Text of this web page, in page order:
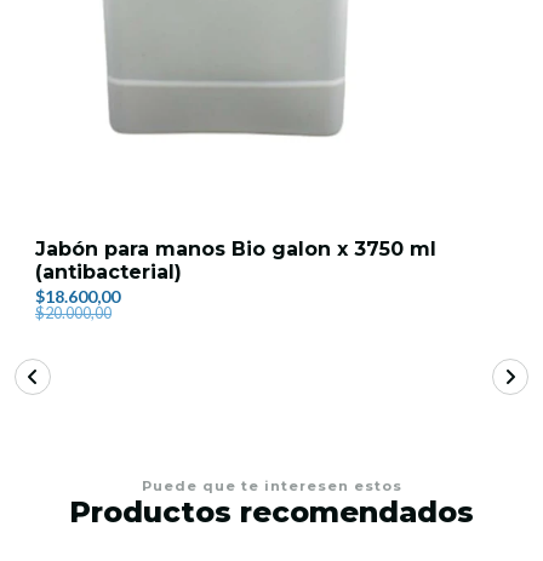
Jabón para manos Bio galon x 3750 ml
(antibacterial)
$18.600,00
$20.000,00
Puede que te interesen estos
Productos recomendados